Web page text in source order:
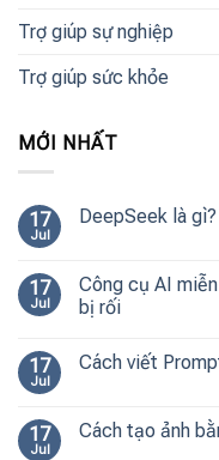
Trợ giúp sự nghiệp
Trợ giúp sức khỏe
MỚI NHẤT
17
Jul
DeepSeek là
17
Jul
Công cụ AI
bị rối
17
Jul
Cách viết
17
Jul
Cách tạo ảnh